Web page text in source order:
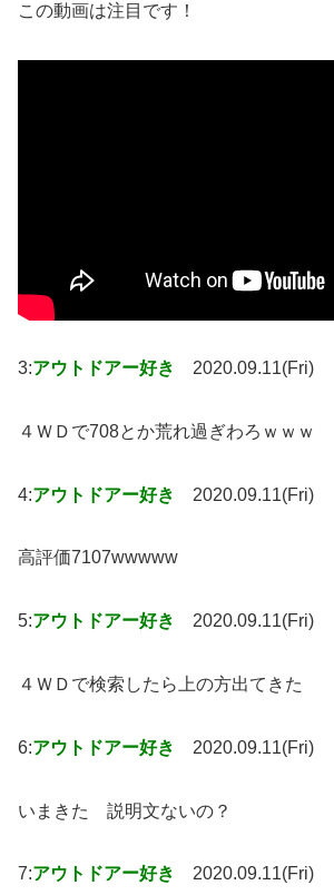
この動画は注目です！
3:アウトドアー好き 2020.09.11(Fri)
４ＷＤで708とか荒れ過ぎわろｗｗｗ
4:アウトドアー好き 2020.09.11(Fri)
高評価7107wwwww
5:アウトドアー好き 2020.09.11(Fri)
４ＷＤで検索したら上の方出てきた
6:アウトドアー好き 2020.09.11(Fri)
いまきた 説明文ないの？
7:アウトドアー好き 2020.09.11(Fri)